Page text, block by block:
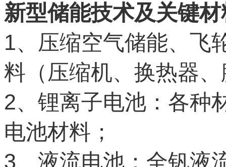
新型储能技术及关键材
1、压缩空气储能、飞
料（压缩机、换热器
2、锂离子电池：各种
电池材料；
3、液流电池：全钒液